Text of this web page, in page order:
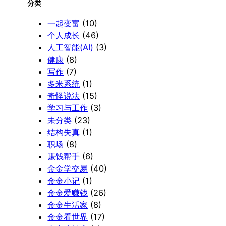
分类
一起变富 (10)
个人成长 (46)
人工智能(AI) (3)
健康 (8)
写作 (7)
多米系统 (1)
奇怪说法 (15)
学习与工作 (3)
未分类 (23)
结构失真 (1)
职场 (8)
赚钱帮手 (6)
金金学交易 (40)
金金小记 (1)
金金爱赚钱 (26)
金金生活家 (8)
金金看世界 (17)